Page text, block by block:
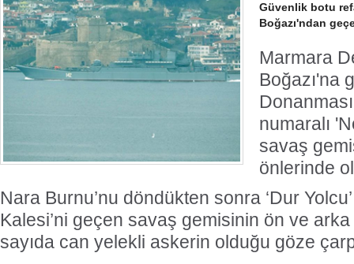
Güvenlik botu
Boğazı'ndan
Marmara
Boğazı'na
numaralı
savaş
önlerinde
Nara Burnu’nu döndükten sonra ‘Dur
Kalesi’ni geçen savaş gemisinin ön ve arka
sayıda can yelekli askerin olduğu göze